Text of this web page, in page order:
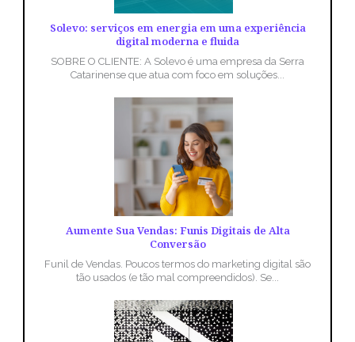
Solevo: serviços em energia em uma experiência
digital moderna e fluida
SOBRE O CLIENTE: A Solevo é uma empresa da Serra
Catarinense que atua com foco em soluções...
Aumente Sua Vendas: Funis Digitais de Alta
Conversão
Funil de Vendas. Poucos termos do marketing digital são
tão usados (e tão mal compreendidos). Se...